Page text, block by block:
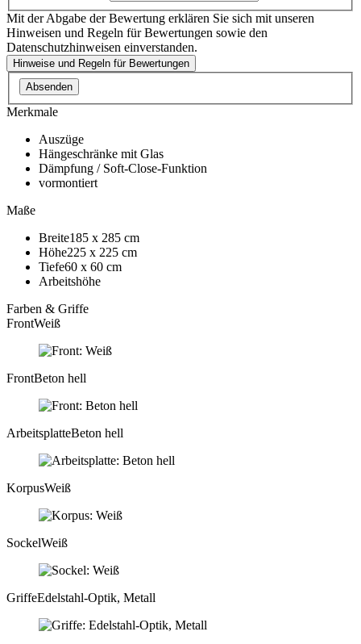
Mit der Abgabe der Bewertung erklären Sie sich mit unseren
Hinweisen und Regeln für Bewertungen sowie den
Datenschutzhinweisen einverstanden.
Hinweise und Regeln für Bewertungen
Absenden
Merkmale
Auszüge
Hängeschränke mit Glas
Dämpfung / Soft-Close-Funktion
vormontiert
Maße
Breite185 x 285 cm
Höhe225 x 225 cm
Tiefe60 x 60 cm
Arbeitshöhe
Farben & Griffe
FrontWeiß
FrontBeton hell
ArbeitsplatteBeton hell
KorpusWeiß
SockelWeiß
GriffeEdelstahl-Optik, Metall